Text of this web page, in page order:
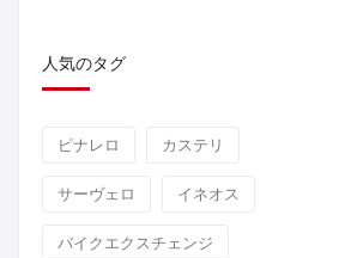
人気のタグ
ピナレロ カステリ
サーヴェロ イネオス
バイクエクスチェンジ